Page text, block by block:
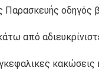
Παρασκευής
από